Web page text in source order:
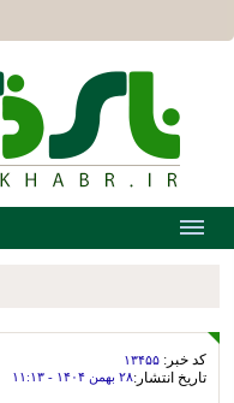
کد خبر: ۱۳۴۵۵
تاریخ انتشار:۲۸ بهمن ۱۴۰۴ - ۱۱:۱۳